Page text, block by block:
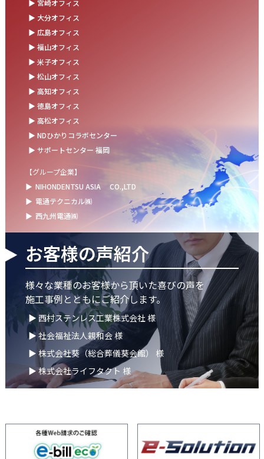
お盆の休業に伴うお知らせ
2025.07.11
事務部会＆懇親会を開催しました！
2025.06.27
＼新卒第9期生 辞令交付式を開催しました／
ウォーターサーバー設置完了！～健康経営の取組み～
▶ 宮崎オフィス
▶ 大分オフィス
▶ 広島オフィス
▶ 福山オフィス
▶ 米子オフィス
▶ 松山オフィス
▶ 高知オフィス
▶ 徳島オフィス
▶ 高松オフィス
▶ NDひかりコラボセンター
▶ サポートセンター 福岡
【グループ企業】
▶ NIHONDENTSU ASIA CO.,LTD
▶ 電通テクニカル㈱
▶ 西九州電通㈱
お客様の声紹介
様々な業種のお客様から頂いた喜びの声を
施工事例とともにご紹介します。
▶ 西村ステンレス工業株式会社 様
▶ 社会福祉法人親和会 様
▶ 株式会社葵（総合葬儀葵会館） 様
▶ 株式会社ライフタクト 様